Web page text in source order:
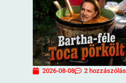
2026-08-08 2 hozzászólás